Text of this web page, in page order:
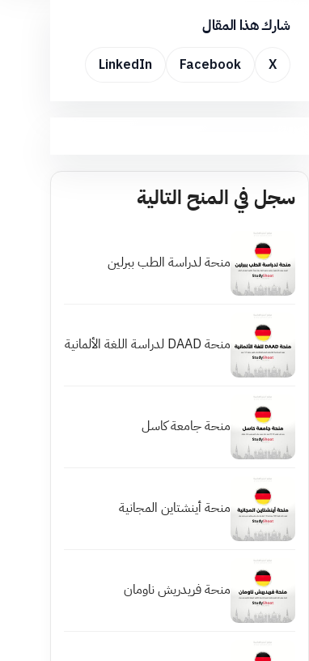
شارك هذا المقال
X
Facebook
LinkedIn
سجل في المنح التالية
منحة لدراسة الطب ببرلين
منحة DAAD لدراسة اللغة الألمانية
منحة جامعة كاسل
منحة أينشتاين المجانية
منحة فريدريش ناومان